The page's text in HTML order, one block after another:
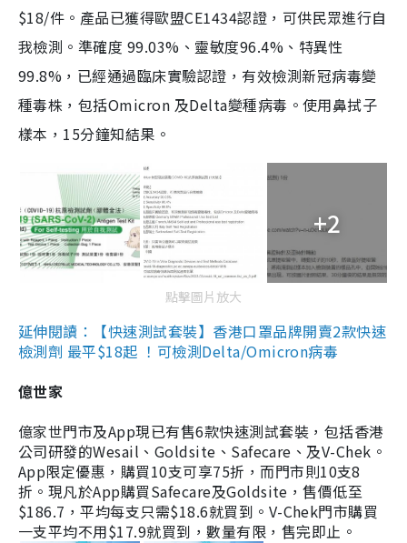
$18/件。產品已獲得歐盟CE1434認證，可供民眾進行自
我檢測。準確度 99.03%、靈敏度96.4%、特異性
99.8%，已經通過臨床實驗認證，有效檢測新冠病毒變
種毒株，包括Omicron 及Delta變種病毒。使用鼻拭子
樣本，15分鐘知結果。
+2
點擊圖片放大
延伸閱讀：【快速測試套裝】香港口罩品牌開賣2款快速
檢測劑 最平$18起 ！可檢測Delta/Omicron病毒
億世家
億家世門市及App現已有售6款快速測試套裝，包括香港
公司研發的Wesail、Goldsite、Safecare、及V-Chek。
App限定優惠，購買10支可享75折，而門市則10支8
折。現凡於App購買Safecare及Goldsite，售價低至
$186.7，平均每支只需$18.6就買到。V-Chek門市購買
一支平均不用$17.9就買到，數量有限，售完即止。